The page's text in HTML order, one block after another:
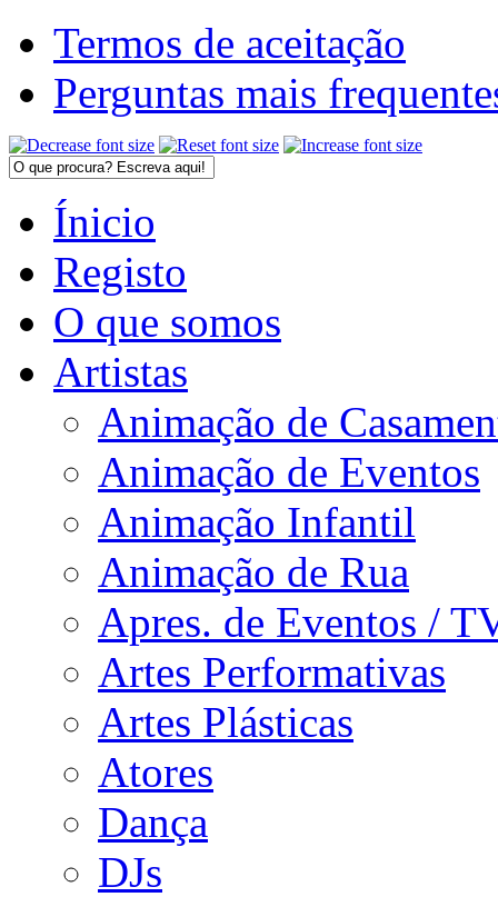
Termos de aceitação
Perguntas mais
Ínicio
Registo
O que somos
Artistas
Animação de
Animação de Eventos
Animação Infantil
Animação de Rua
Apres. de Eventos /
Artes Performativas
Artes Plásticas
Atores
Dança
DJs